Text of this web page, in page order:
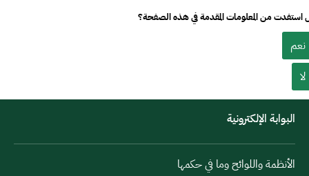
استفدت من المعلومات المقدمة في هذه الصفحة؟
نعم
لا
البوابة الإلكترونية
الأنظمة واللوائح وما في حكمها